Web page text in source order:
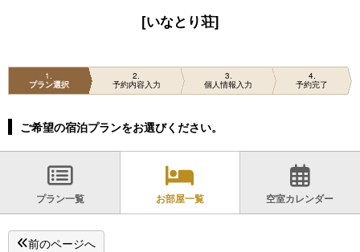
[いなとり荘]
1
プラン選択
2
予約内容入力
3
個人情報入力
4
予約完了
ご希望の宿泊プランをお選びください。
プラン一覧 お部屋一覧 空室カレンダー
前のページへ